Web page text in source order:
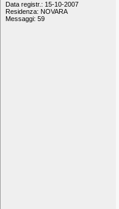
Data registr.: 15-10-2007
Residenza: NOVARA
Messaggi: 59